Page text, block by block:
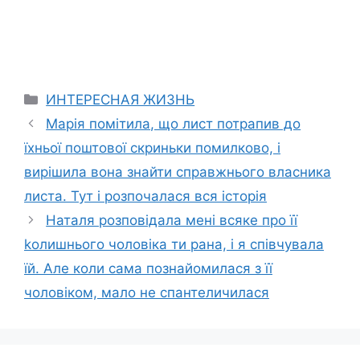
Categories
ИНТЕРЕСНАЯ ЖИЗНЬ
Марія помітила, що лист потрапив до
їхньої поштової скриньки помилково, і
вирішила вона знайти справжнього власника
листа. Тут і розпочалася вся історія
Наталя розповідала мені всяке про її
kолишнього чоловіка ти рана, і я співчувала
їй. Але коли сама познайомилася з її
чоловіком, мало не спантеличилася